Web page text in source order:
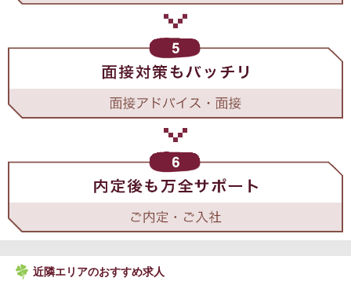
近隣エリアのおすすめ求人